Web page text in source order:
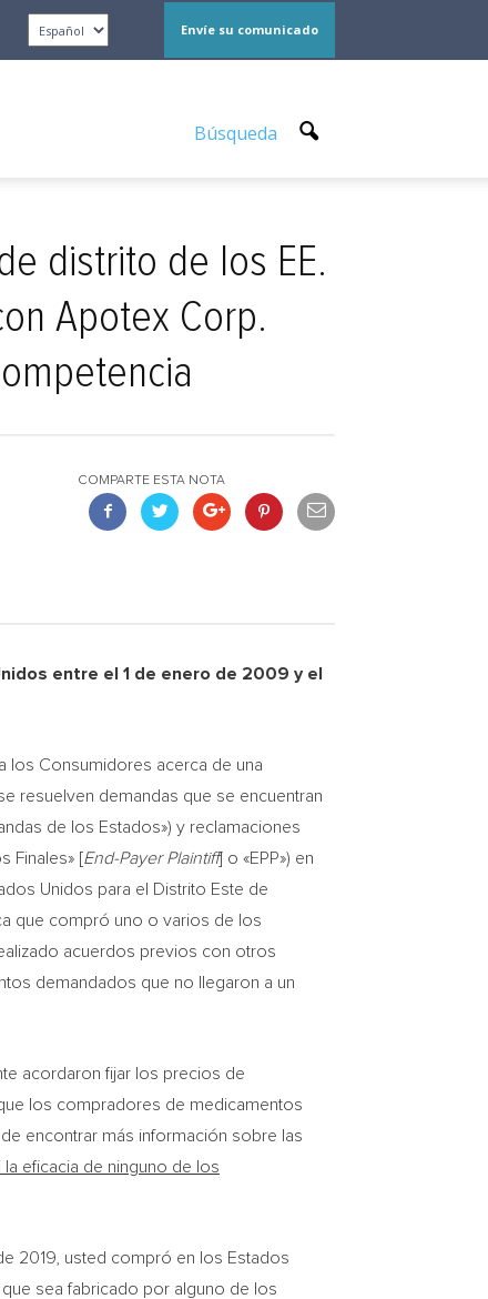
Envíe su comunicado
Búsqueda
distrito de los EE.
Apotex Corp.
COMPARTE ESTA NOTA
entre el 1 de enero de 2009 y el
los Consumidores acerca de una
resuelven demandas que se encuentran
de los Estados») y reclamaciones
Finales» [End-Payer Plaintiff] o «EPP») en
Unidos para el Distrito Este de
que compró uno o varios de los
acuerdos previos con otros
demandados que no llegaron a un
acordaron fijar los precios de
los compradores de medicamentos
encontrar más información sobre las
la eficacia de ninguno de los
2019, usted compró en los Estados
sea fabricado por alguno de los